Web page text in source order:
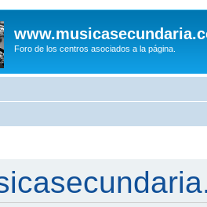
Foro de los centros asociados a la página.